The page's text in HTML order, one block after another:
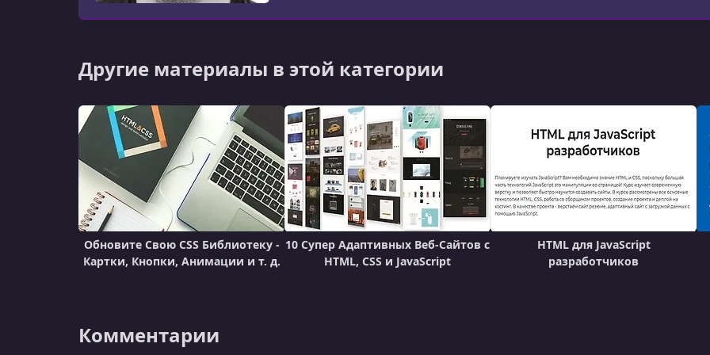
Другие материалы в этой категории
Обновите Свою CSS Библиотеку -
Картки, Кнопки, Анимации и т. д.
10 Супер Адаптивных Веб-Сайтов с
HTML, CSS и JavaScript
HTML для JavaScript
разработчиков
Комментарии